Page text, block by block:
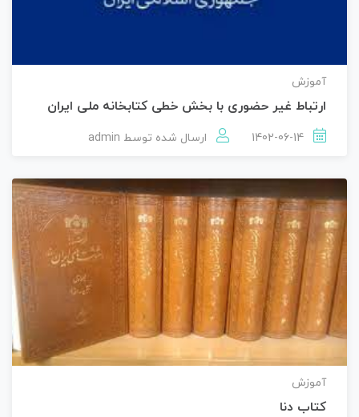
آموزش
ارتباط غیر حضوری با بخش خطی کتابخانه ملی ایران
ارسال شده توسط admin
آموزش
کتاب دنا